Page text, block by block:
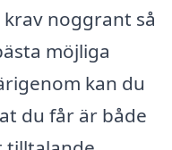
noggrant så
möjliga
kan du
du får är både